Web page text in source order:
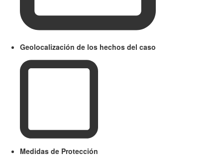
Geolocalización de los hechos del caso
Medidas de Protección